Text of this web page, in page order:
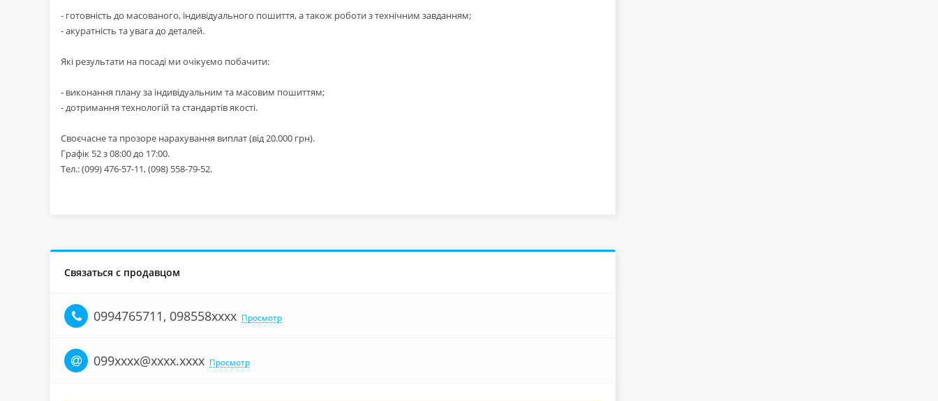
- готовність до масованого, індивідуального пошиття, а також роботи з технічним завданням;
- акуратність та увага до деталей.
Які результати на посаді ми очікуємо побачити:
- виконання плану за індивідуальним та масовим пошиттям;
- дотримання технологій та стандартів якості.
Своєчасне та прозоре нарахування виплат (від 20.000 грн).
Графік 52 з 08:00 до 17:00.
Тел.: (099) 476-57-11, (098) 558-79-52.
Связаться с продавцом
0994765711, 098558xxxx Просмотр
099xxxx@xxxx.xxxx Просмотр